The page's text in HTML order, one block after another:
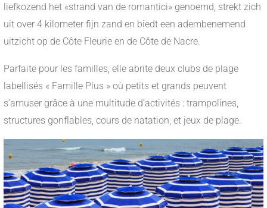
liefkozend het «strand van de romantici» genoemd, strekt zich
uit over 4 kilometer fijn zand en biedt een adembenemend
uitzicht op de Côte Fleurie en de Côte de Nacre.
Parfaite pour les familles, elle abrite deux clubs de plage
labellisés « Famille Plus » où petits et grands peuvent
s’amuser grâce à une multitude d’activités : trampolines,
structures gonflables, cours de natation, et jeux de plage.